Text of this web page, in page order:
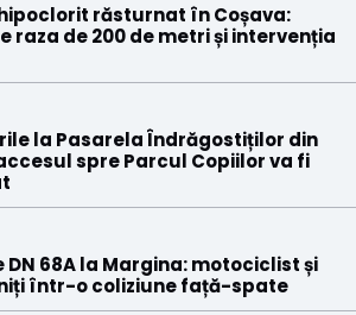
răsturnat în Coșava:
raza de 200 de metri și intervenția
la Pasarela Îndrăgostiților din
spre Parcul Copiilor va fi
68A la Margina: motociclist și
într-o coliziune față-spate